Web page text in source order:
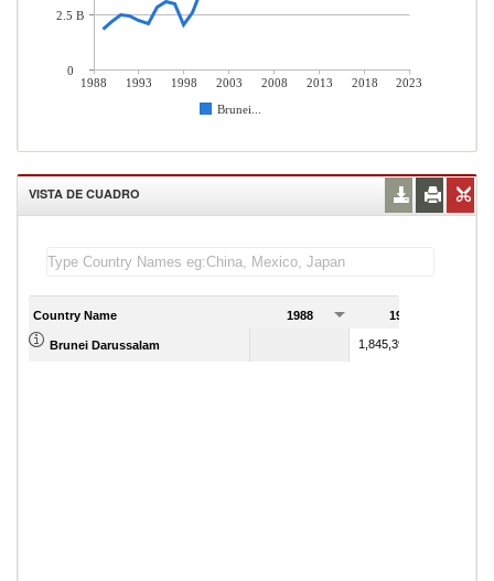
1988 1993 1998 2003 2008 2013 2018
2023
Brunei...
2.5 B
0
VISTA DE CUADRO
Country Name 1988 1989
Brunei Darussalam 1,845,396,865.00